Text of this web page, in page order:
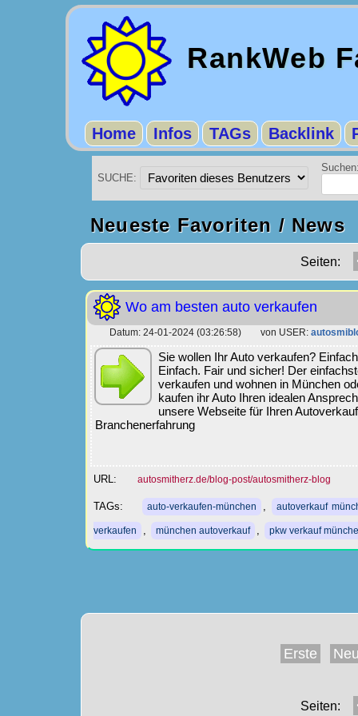
RankWeb
Home Infos TAGs Backlink
SUCHE:
Neueste Favoriten / News
Seiten:
Wo am besten auto verkaufen
Datum: 24-01-2024 (03:26:58) von USER:
Sie wollen Ihr Auto verkaufen?
Einfach. Fair und sicher! Der
verkaufen und wohnen in München
kaufen ihr Auto Ihren idealen
unsere Webseite für Ihren
Branchenerfahrung
URL: autosmitherz.de/blog-post/autosmitherz-blog
TAGs: auto-verkaufen-münchen autoverkauf
verkaufen münchen autoverkauf pkw verkauf
Erste
Seiten: